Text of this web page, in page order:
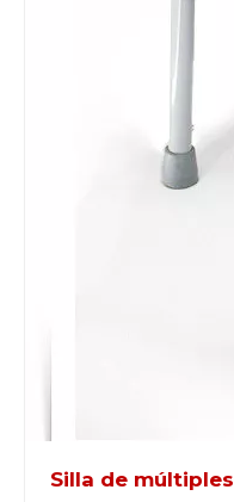
Silla de múltiples